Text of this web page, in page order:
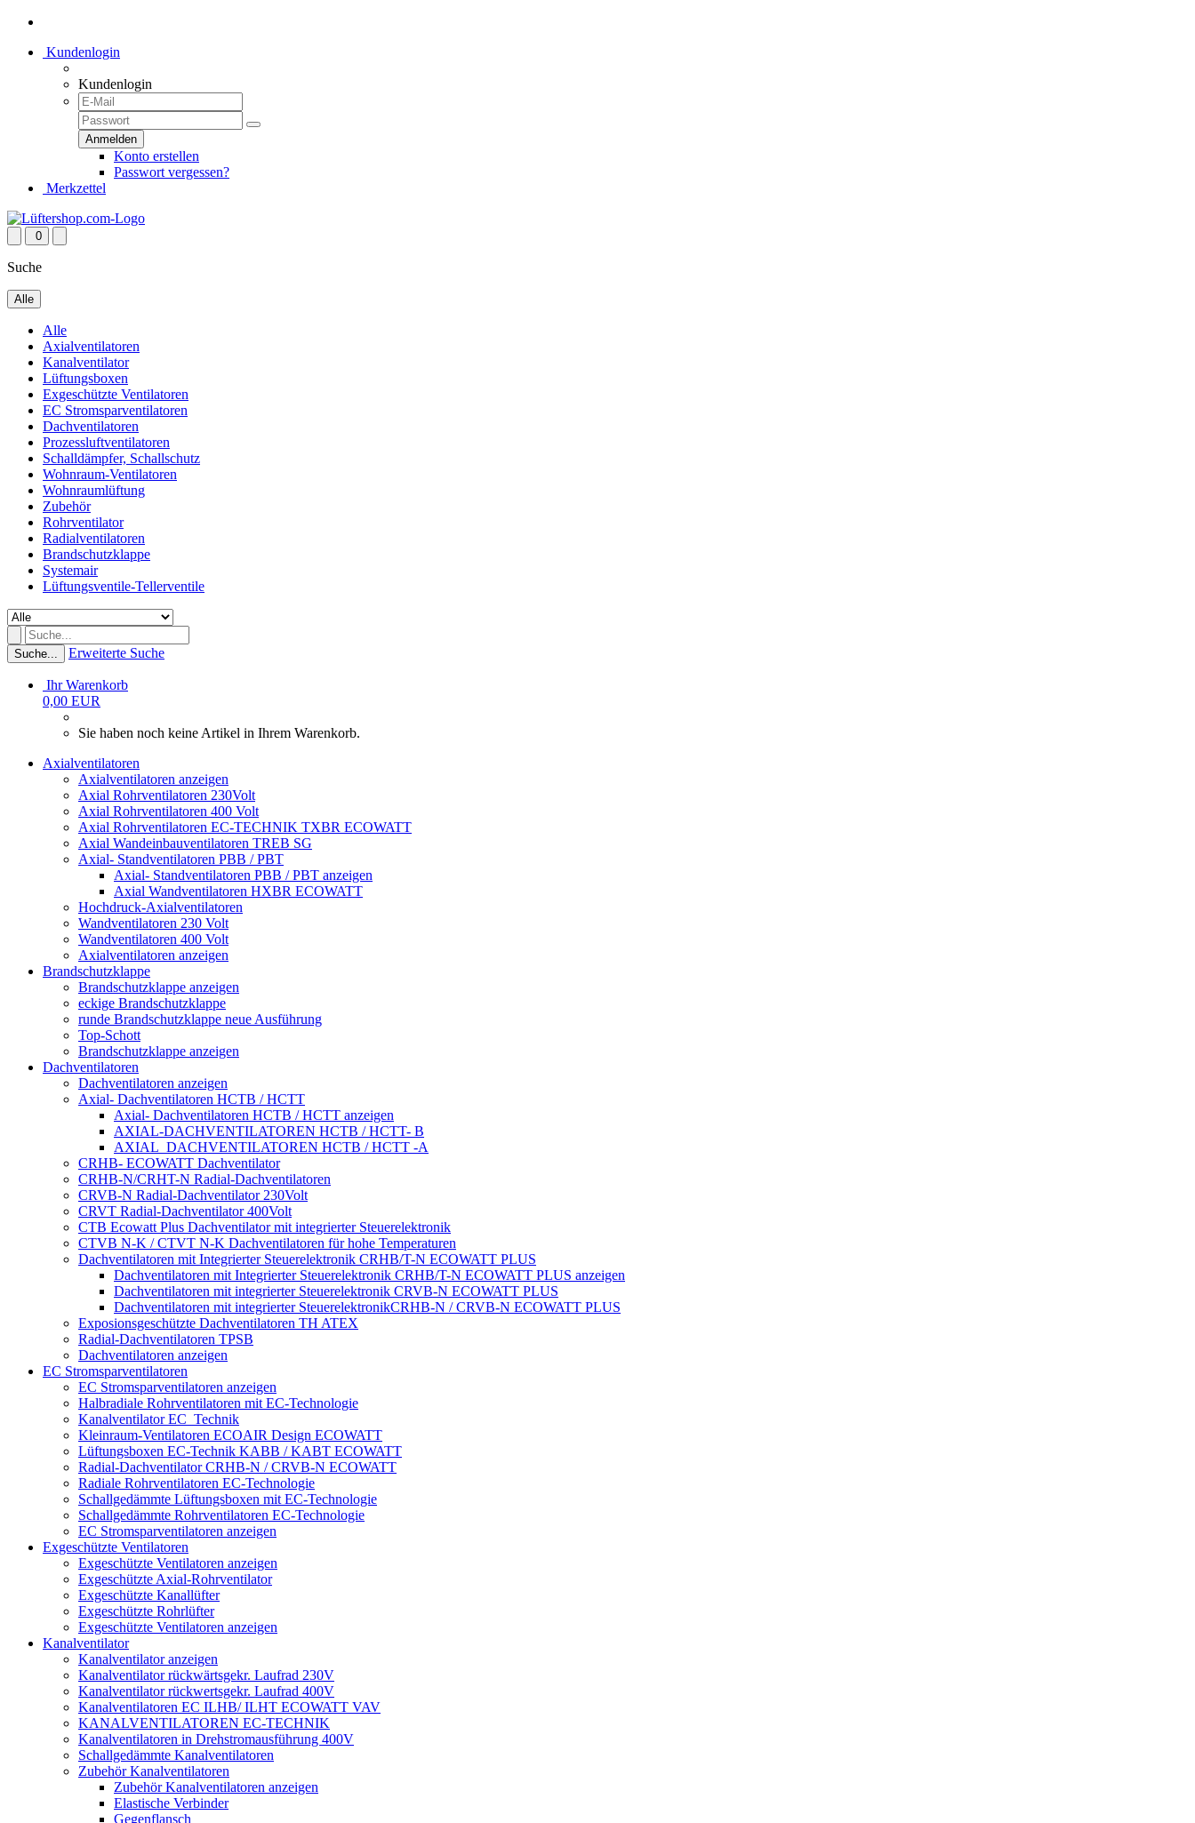
Kundenlogin
Kundenlogin
Konto erstellen
Passwort vergessen?
Merkzettel
0
Suche
Alle
Alle
Axialventilatoren
Kanalventilator
Lüftungsboxen
Exgeschützte Ventilatoren
EC Stromsparventilatoren
Dachventilatoren
Prozessluftventilatoren
Schalldämpfer, Schallschutz
Wohnraum-Ventilatoren
Wohnraumlüftung
Zubehör
Rohrventilator
Radialventilatoren
Brandschutzklappe
Systemair
Lüftungsventile-Tellerventile
Suche... Erweiterte Suche
Ihr Warenkorb
0,00 EUR
Sie haben noch keine Artikel in Ihrem Warenkorb.
Axialventilatoren
Axialventilatoren anzeigen
Axial Rohrventilatoren 230Volt
Axial Rohrventilatoren 400 Volt
Axial Rohrventilatoren EC-TECHNIK TXBR ECOWATT
Axial Wandeinbauventilatoren TREB SG
Axial- Standventilatoren PBB / PBT
Axial- Standventilatoren PBB / PBT anzeigen
Axial Wandventilatoren HXBR ECOWATT
Hochdruck-Axialventilatoren
Wandventilatoren 230 Volt
Wandventilatoren 400 Volt
Axialventilatoren anzeigen
Brandschutzklappe
Brandschutzklappe anzeigen
eckige Brandschutzklappe
runde Brandschutzklappe neue Ausführung
Top-Schott
Brandschutzklappe anzeigen
Dachventilatoren
Dachventilatoren anzeigen
Axial- Dachventilatoren HCTB / HCTT
Axial- Dachventilatoren HCTB / HCTT anzeigen
AXIAL-DACHVENTILATOREN HCTB / HCTT- B
AXIAL_DACHVENTILATOREN HCTB / HCTT -A
CRHB- ECOWATT Dachventilator
CRHB-N/CRHT-N Radial-Dachventilatoren
CRVB-N Radial-Dachventilator 230Volt
CRVT Radial-Dachventilator 400Volt
CTB Ecowatt Plus Dachventilator mit integrierter Steuerelektronik
CTVB N-K / CTVT N-K Dachventilatoren für hohe Temperaturen
Dachventilatoren mit Integrierter Steuerelektronik CRHB/T-N ECOWATT PLUS
Dachventilatoren mit Integrierter Steuerelektronik CRHB/T-N ECOWATT PLUS anzeigen
Dachventilatoren mit integrierter Steuerelektronik CRVB-N ECOWATT PLUS
Dachventilatoren mit integrierter SteuerelektronikCRHB-N / CRVB-N ECOWATT PLUS
Exposionsgeschützte Dachventilatoren TH ATEX
Radial-Dachventilatoren TPSB
Dachventilatoren anzeigen
EC Stromsparventilatoren
EC Stromsparventilatoren anzeigen
Halbradiale Rohrventilatoren mit EC-Technologie
Kanalventilator EC_Technik
Kleinraum-Ventilatoren ECOAIR Design ECOWATT
Lüftungsboxen EC-Technik KABB / KABT ECOWATT
Radial-Dachventilator CRHB-N / CRVB-N ECOWATT
Radiale Rohrventilatoren EC-Technologie
Schallgedämmte Lüftungsboxen mit EC-Technologie
Schallgedämmte Rohrventilatoren EC-Technologie
EC Stromsparventilatoren anzeigen
Exgeschützte Ventilatoren
Exgeschützte Ventilatoren anzeigen
Exgeschützte Axial-Rohrventilator
Exgeschützte Kanallüfter
Exgeschützte Rohrlüfter
Exgeschützte Ventilatoren anzeigen
Kanalventilator
Kanalventilator anzeigen
Kanalventilator rückwärtsgekr. Laufrad 230V
Kanalventilator rückwertsgekr. Laufrad 400V
Kanalventilatoren EC ILHB/ ILHT ECOWATT VAV
KANALVENTILATOREN EC-TECHNIK
Kanalventilatoren in Drehstromausführung 400V
Schallgedämmte Kanalventilatoren
Zubehör Kanalventilatoren
Zubehör Kanalventilatoren anzeigen
Elastische Verbinder
Gegenflansch